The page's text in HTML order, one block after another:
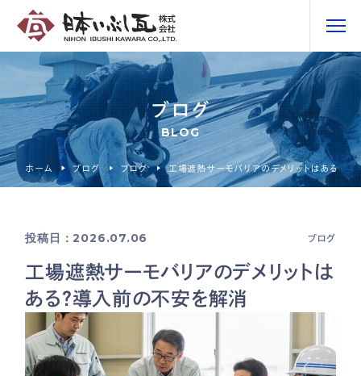
ブログ
BLOG
ホーム ブログ ブログ 工場遮熱サーモバリアのデメリットはある？導
投稿日：2026.07.06 ブログ
工場遮熱サーモバリアのデメリットは
ある？導入前の不安を解消